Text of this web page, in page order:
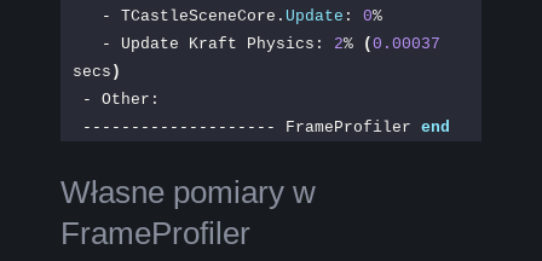
  - TCastleSceneCore.
Update : 0%
  - Update Kraft Physics:
2% ( 0.00037
secs )
- Other:
-------------------- FrameProfiler end
Własne pomiary w
FrameProfiler